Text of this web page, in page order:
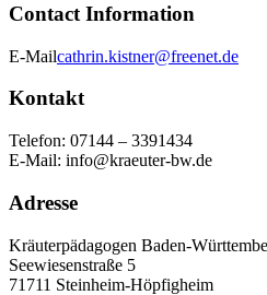
Contact Information
E-Mailcathrin.kistner@freenet.de
Kontakt
Telefon: 07144 – 3391434
E-Mail: info@kraeuter-bw.de
Adresse
Kräuterpädagogen Baden-
Seewiesenstraße 5
71711 Steinheim-Höpfigheim